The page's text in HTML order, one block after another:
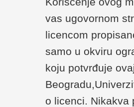
vas ugovornom
licencom
samo u okviru
koju potvrđuje
o licenci. Nikakva